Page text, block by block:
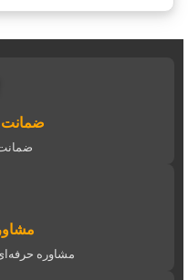
ضمانت
مشاوره